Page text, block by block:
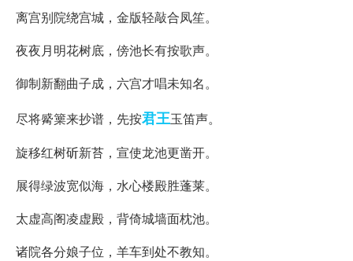
离宫别院绕宫城，金版轻敲合凤笙。
夜夜月明花树底，傍池长有按歌声。
御制新翻曲子成，六宫才唱未知名。
尽将觱篥来抄谱，先按君王玉笛声。
旋移红树斫新苔，宣使龙池更凿开。
展得绿波宽似海，水心楼殿胜蓬莱。
太虚高阁凌虚殿，背倚城墙面枕池。
诸院各分娘子位，羊车到处不教知。